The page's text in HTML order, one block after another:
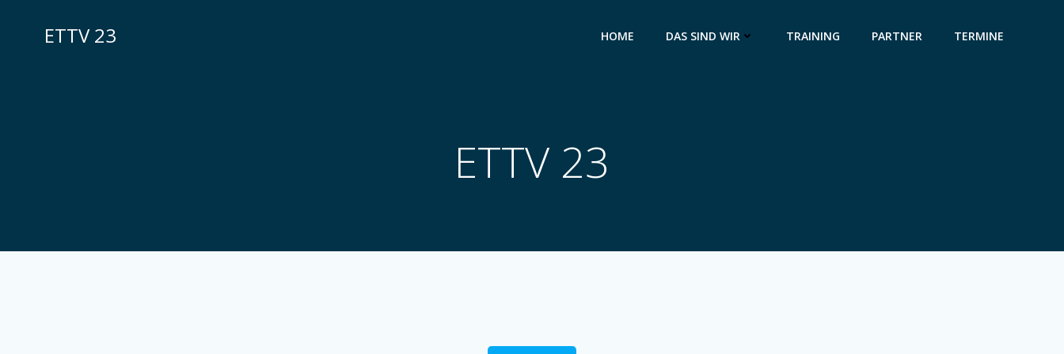
springenETTV 23 HOME DAS SIND WIR TRAINING PARTNER TERMINE
ETTV 23